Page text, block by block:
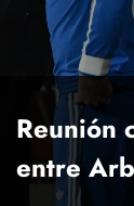
Reunión
entre